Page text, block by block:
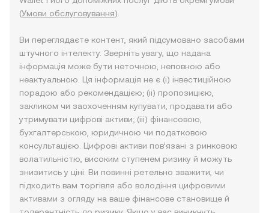
(Умови обслуговування).
Ви переглядаєте контент, який підсумовано засобами
штучного інтелекту. Зверніть увагу, що надана
інформація може бути неточною, неповною або
неактуальною. Ця інформація не є (i) інвестиційною
порадою або рекомендацією; (ii) пропозицією,
закликом чи заохоченням купувати, продавати або
утримувати цифрові активи; (iii) фінансовою,
бухгалтерською, юридичною чи податковою
консультацією. Цифрові активи пов’язані з ринковою
волатильністю, високим ступенем ризику й можуть
знизитись у ціні. Ви повинні ретельно зважити, чи
підходить вам торгівля або володіння цифровими
активами з огляду на ваше фінансове становище й